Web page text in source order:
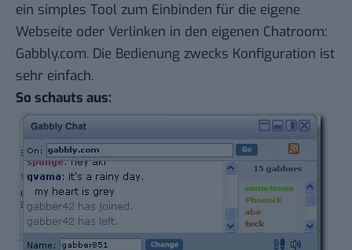
ein simples Tool zum Einbinden für die eigene
Webseite oder Verlinken in den eigenen Chatroom:
Gabbly.com. Die Bedienung zwecks Konfiguration ist
sehr einfach.
So schauts aus: